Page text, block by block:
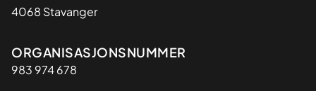
4068 Stavanger
Organisasjon
ORGANISASJONSNUMMER
983 974 678